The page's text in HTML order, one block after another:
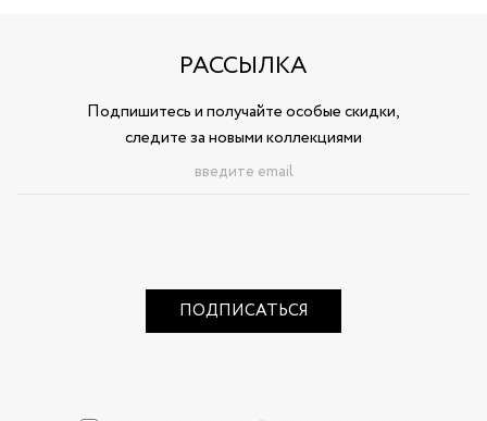
РАССЫЛКА
Подпишитесь и получайте особые скидки,
следите за новыми коллекциями
ПОДПИСАТЬСЯ